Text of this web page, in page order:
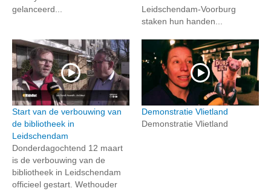
gelanceerd...
Leidschendam-Voorburg
staken hun handen...
Start van de verbouwing van
de bibliotheek in
Leidschendam
Donderdagochtend 12 maart
is de verbouwing van de
bibliotheek in Leidschendam
officieel gestart. Wethouder
Demonstratie Vlietland
Demonstratie Vlietland